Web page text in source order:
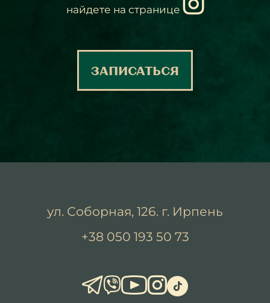
найдете на странице
ЗАПИСАТЬСЯ
ул. Соборная, 126. г. Ирпень
+38 050 193 50 73